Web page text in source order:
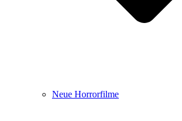
Neue Horrorfilme